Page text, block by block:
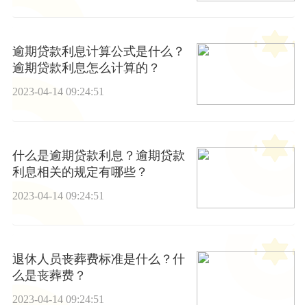
逾期贷款利息计算公式是什么？
逾期贷款利息怎么计算的？
2023-04-14 09:24:51
什么是逾期贷款利息？逾期贷款
利息相关的规定有哪些？
2023-04-14 09:24:51
退休人员丧葬费标准是什么？什
么是丧葬费？
2023-04-14 09:24:51